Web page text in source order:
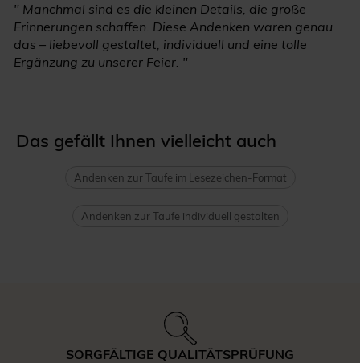
" Manchmal sind es die kleinen Details, die große
Erinnerungen schaffen. Diese Andenken waren genau
das – liebevoll gestaltet, individuell und eine tolle
Ergänzung zu unserer Feier. "
Das gefällt Ihnen vielleicht auch
Andenken zur Taufe im Lesezeichen-Format
Andenken zur Taufe individuell gestalten
SORGFÄLTIGE QUALITÄTSPRÜFUNG